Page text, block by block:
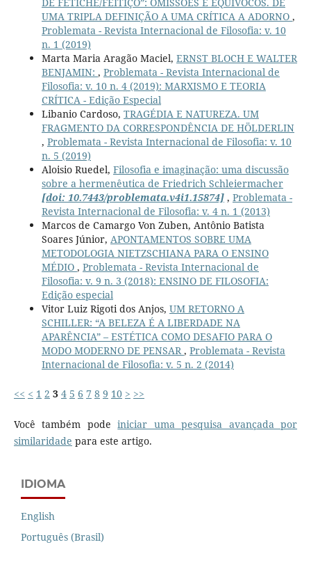
UMA TRIPLA DEFINIÇÃO A UMA CRÍTICA A ADORNO ,
Problemata - Revista Internacional de Filosofia: v. 10
n. 1 (2019)
Marta Maria Aragão Maciel, ERNST BLOCH E WALTER
BENJAMIN: , Problemata - Revista Internacional de
Filosofia: v. 10 n. 4 (2019): MARXISMO E TEORIA
CRÍTICA - Edição Especial
Libanio Cardoso, TRAGÉDIA E NATUREZA. UM
FRAGMENTO DA CORRESPONDÊNCIA DE HÖLDERLIN
, Problemata - Revista Internacional de Filosofia: v. 10
n. 5 (2019)
Aloisio Ruedel, Filosofia e imaginação: uma discussão
sobre a hermenêutica de Friedrich Schleiermacher
[doi: 10.7443/problemata.v4i1.15874], Problemata -
Revista Internacional de Filosofia: v. 4 n. 1 (2013)
Marcos de Camargo Von Zuben, Antônio Batista
Soares Júnior, APONTAMENTOS SOBRE UMA
METODOLOGIA NIETZSCHIANA PARA O ENSINO
MÉDIO , Problemata - Revista Internacional de
Filosofia: v. 9 n. 3 (2018): ENSINO DE FILOSOFIA:
Edição especial
Vitor Luiz Rigoti dos Anjos, UM RETORNO A
SCHILLER: “A BELEZA É A LIBERDADE NA
APARÊNCIA” – ESTÉTICA COMO DESAFIO PARA O
MODO MODERNO DE PENSAR, Problemata - Revista
Internacional de Filosofia: v. 5 n. 2 (2014)
<< < 1 2 3 4 5 6 7 8 9 10 > >>
Você também podeiniciar uma pesquisa avançada por
similaridade para este artigo.
IDIOMA
English
Português (Brasil)